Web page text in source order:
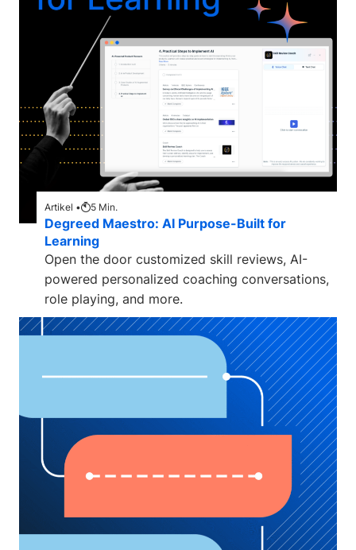
Artikel • 5 Min.
Degreed Maestro: AI Purpose-Built for
Learning
Open the door customized skill reviews, AI-
powered personalized coaching conversations,
role playing, and more.